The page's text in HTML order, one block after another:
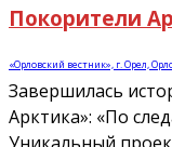
Покорители
«Орловский вестник», г. Орел,
Завершилась
Арктика»: «По